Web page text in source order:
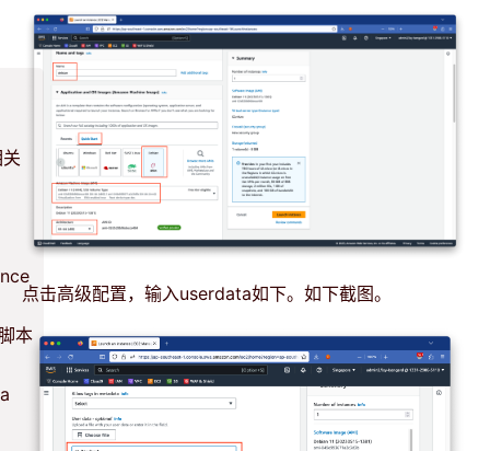
本
点击高级配置，输入userdata如下。如下截图。